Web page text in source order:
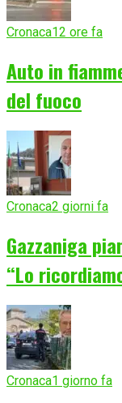
Cronaca12 ore fa
Auto in
del fuoco
Cronaca2 giorni fa
Gazzaniga
“Lo
Cronaca1 giorno fa